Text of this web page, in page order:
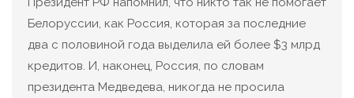
Белоруссии, как Россия, которая за последние
два с половиной года выделила ей более $3 млрд
кредитов. И, наконец, Россия, по словам
президента Медведева, никогда не просила